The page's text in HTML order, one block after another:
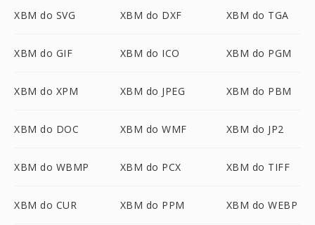
XBM do SVG XBM do DXF XBM do TGA
XBM do GIF XBM do ICO XBM do PGM
XBM do XPM XBM do JPEG XBM do PBM
XBM do DOC XBM do WMF XBM do JP2
XBM do WBMP XBM do PCX XBM do TIFF
XBM do CUR XBM do PPM XBM do WEBP